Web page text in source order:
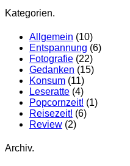
Kategorien.
Allgemein (10)
Entspannung (6)
Fotografie (22)
Gedanken (15)
Konsum (11)
Leseratte (4)
Popcornzeit! (1)
Reisezeit! (6)
Review (2)
Archiv.